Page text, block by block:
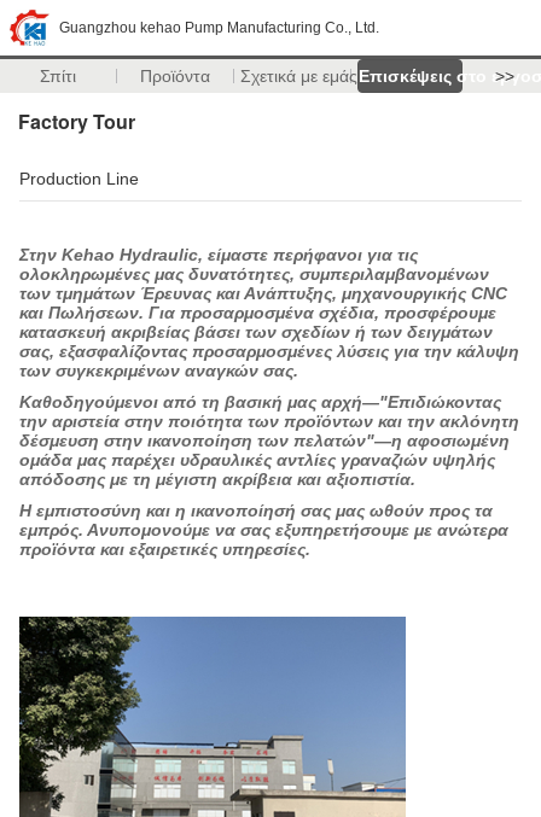
Guangzhou kehao Pump Manufacturing Co., Ltd.
Σπίτι Προϊόντα Σχετικά με εμάςΕπισκέψεις στο >>
Factory Tour
Production Line
Στην Kehao Hydraulic, είμαστε περήφανοι για τις
ολοκληρωμένες μας δυνατότητες, συμπεριλαμβανομένων
των τμημάτων Έρευνας και Ανάπτυξης, μηχανουργικής CNC
και Πωλήσεων. Για προσαρμοσμένα σχέδια, προσφέρουμε
κατασκευή ακριβείας βάσει των σχεδίων ή των δειγμάτων
σας, εξασφαλίζοντας προσαρμοσμένες λύσεις για την κάλυψη
των συγκεκριμένων αναγκών σας.
Καθοδηγούμενοι από τη βασική μας αρχή—"Επιδιώκοντας
την αριστεία στην ποιότητα των προϊόντων και την ακλόνητη
δέσμευση στην ικανοποίηση των πελατών"—η αφοσιωμένη
ομάδα μας παρέχει υδραυλικές αντλίες γραναζιών υψηλής
απόδοσης με τη μέγιστη ακρίβεια και αξιοπιστία.
Η εμπιστοσύνη και η ικανοποίησή σας μας ωθούν προς τα
εμπρός. Ανυπομονούμε να σας εξυπηρετήσουμε με ανώτερα
προϊόντα και εξαιρετικές υπηρεσίες.